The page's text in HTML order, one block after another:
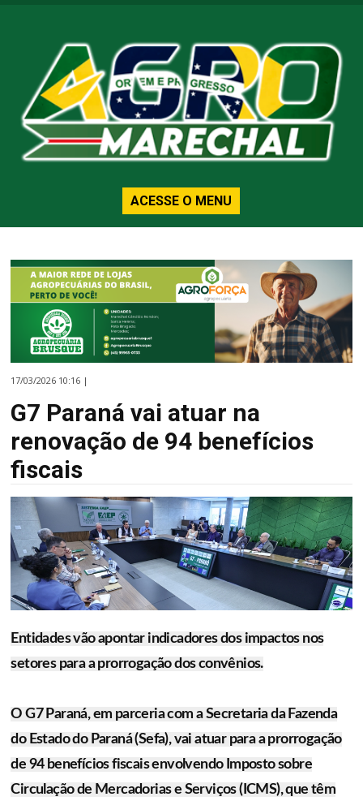
ACESSE O MENU
17/03/2026 10:16 |
G7 Paraná vai atuar na
renovação de 94 benefícios
fiscais
Entidades vão apontar indicadores dos impactos nos
setores para a prorrogação dos convênios.
O G7 Paraná, em parceria com a Secretaria da Fazenda
do Estado do Paraná (Sefa), vai atuar para a prorrogação
de 94 benefícios fiscais envolvendo Imposto sobre
Circulação de Mercadorias e Serviços (ICMS), que têm